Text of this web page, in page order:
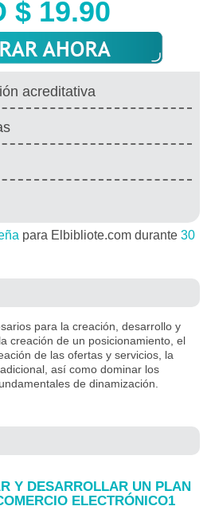
$ 19.90
acreditativa
para Elbibliote.com durante 30
para la creación, desarrollo y
creación de un posicionamiento, el
de las ofertas y servicios, la
así como dominar los
de dinamización.
Y DESARROLLAR UN PLAN
ELECTRÓNICO1